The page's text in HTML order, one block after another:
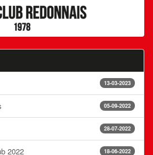
13-03-2023
05-09-2022
28-07-2022
18-06-2022
2022